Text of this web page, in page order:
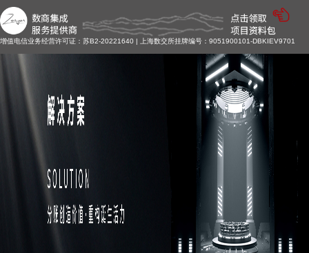
增值电信业务经营许可证：苏B2-20221640 | 上海数交所挂牌编号：9051900101-DBKIEV9701